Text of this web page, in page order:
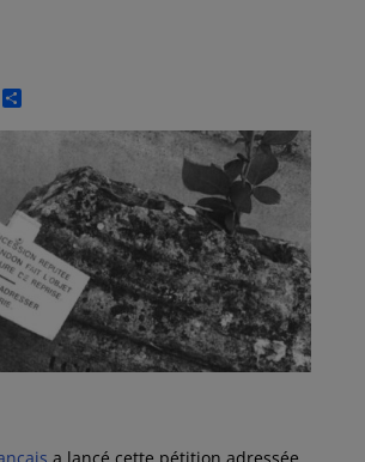
P
r
g
e
r
a lancé cette pétition adressée